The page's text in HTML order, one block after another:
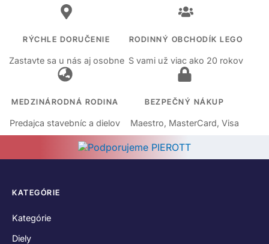
RÝCHLE DORUČENIE
Zastavte sa u nás aj osobne
RODINNÝ OBCHODÍK LEGO
S vami už viac ako 20 rokov
MEDZINÁRODNÁ RODINA
Predajca stavebníc a dielov
BEZPEČNÝ NÁKUP
Maestro, MasterCard, Visa
KATEGÓRIE
Kategórie
Diely